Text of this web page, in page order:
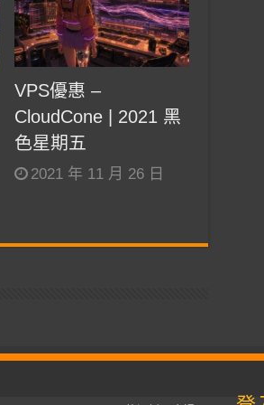
VPS優惠 –
CloudCone | 2021 黑
色星期五
2021 年 11 月 26 日